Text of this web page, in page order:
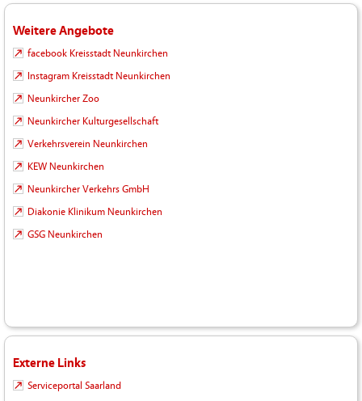
Weitere Angebote
facebook Kreisstadt Neunkirchen
Instagram Kreisstadt Neunkirchen
Neunkircher Zoo
Neunkircher Kulturgesellschaft
Verkehrsverein Neunkirchen
KEW Neunkirchen
Neunkircher Verkehrs GmbH
Diakonie Klinikum Neunkirchen
GSG Neunkirchen
Externe Links
Serviceportal Saarland